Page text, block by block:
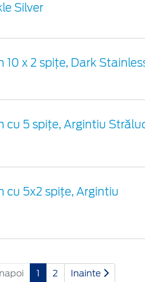
Silver
10 x 2 spițe, Dark
cu 5 spiţe, Argintiu
cu 5x2 spiţe, Argintiu
1 2 Inainte